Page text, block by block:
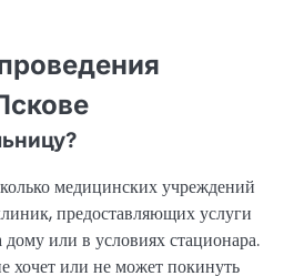
медицинских учреждений
предоставляющих услуги
или в условиях стационара.
хочет или не может покинуть